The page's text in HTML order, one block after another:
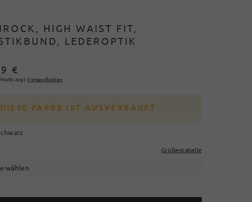
HIGH WAIST FIT,
LEDEROPTIK
€
zzgl.Versandkosten
DIESE FARBE IST AUSVERKAUFT
Größentabelle
wählen